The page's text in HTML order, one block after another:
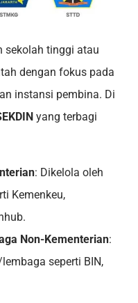
sekolah tinggi atau
dengan fokus pada
instansi pembina. Di
yang terbagi
: Dikelola oleh
Kemenkeu,
Non-Kementerian:
seperti BIN,